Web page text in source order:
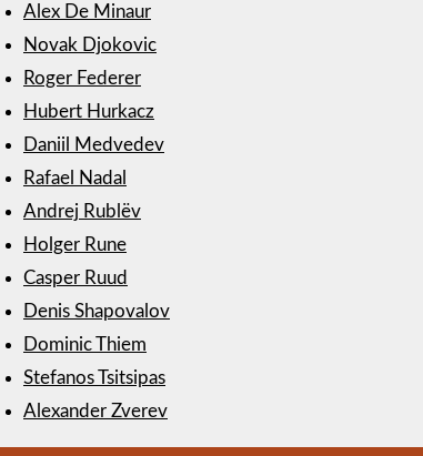
Alex De Minaur
Novak Djokovic
Roger Federer
Hubert Hurkacz
Daniil Medvedev
Rafael Nadal
Andrej Rublëv
Holger Rune
Casper Ruud
Denis Shapovalov
Dominic Thiem
Stefanos Tsitsipas
Alexander Zverev